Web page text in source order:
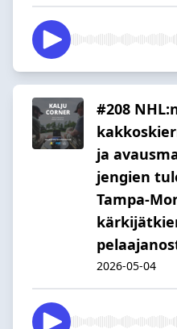
#208
ja
jengien
Tampa-
2026-05-04